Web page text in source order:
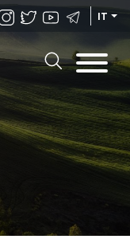
IT